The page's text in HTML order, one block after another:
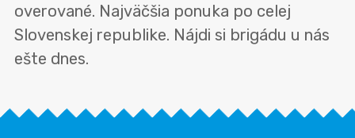
overované. Najväčšia ponuka po celej
Slovenskej republike. Nájdi si brigádu u nás
ešte dnes.